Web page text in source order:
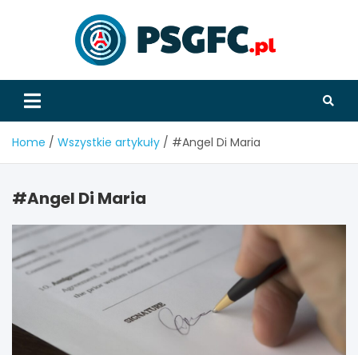
Home Wszystkie artykuły #Angel Di Maria
#Angel Di Maria